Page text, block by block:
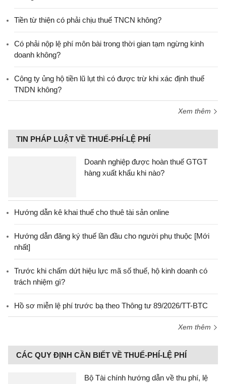
Tiền từ thiện có phải chịu thuế TNCN không?
Có phải nộp lệ phí môn bài trong thời gian tạm ngừng kinh
doanh không?
Công ty ủng hộ tiền lũ lụt thì có được trừ khi xác định thuế
TNDN không?
Xem thêm
TIN PHÁP LUẬT VỀ THUẾ-PHÍ-LỆ PHÍ
Doanh nghiệp được hoàn thuế GTGT
hàng xuất khẩu khi nào?
Hướng dẫn kê khai thuế cho thuê tài sản online
Hướng dẫn đăng ký thuế lần đầu cho người phụ thuộc [Mới
nhất]
Trước khi chấm dứt hiệu lực mã số thuế, hộ kinh doanh có
trách nhiệm gì?
Hồ sơ miễn lệ phí trước bạ theo Thông tư 89/2026/TT-BTC
Xem thêm
CÁC QUY ĐỊNH CẦN BIẾT VỀ THUẾ-PHÍ-LỆ PHÍ
Bộ Tài chính hướng dẫn về thu phí, lệ